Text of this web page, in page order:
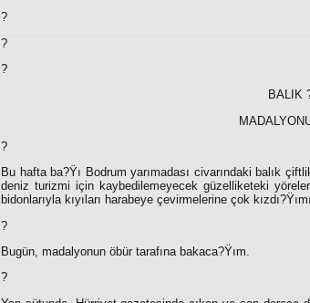
?
?
?
BALIK
?
Bu hafta ba?Ÿı Bodrum yarımadası civarındaki balık
deniz turizmi için kaybedilemeyecek güzelliketeki
bidonlarıyla kıyıları harabeye çevirmelerine çok
?
Bugün, madalyonun öbür tarafına bakaca?Ÿım.
?